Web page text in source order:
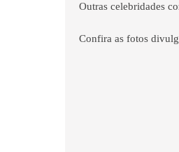
Outras celebridades
Confira as fotos